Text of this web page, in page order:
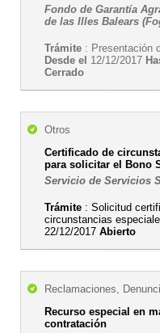
Fondo de Garantía
de las Illes Balears
Trámite : Presentación
Desde el 12/12/2017
Cerrado
Otros
Certificado de
para solicitar el Bono
Servicio de Servicios
Trámite : Solicitud
circunstancias
22/12/2017 Abierto
Reclamaciones,
Recurso especial en
contratación